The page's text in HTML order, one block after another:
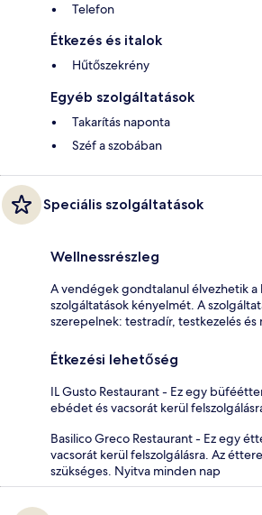
Telefon
Étkezés és italok
Hűtőszekrény
Egyéb szolgáltatások
Takarítás naponta
Széf a szobában
Speciális szolgáltatások
Wellnessrészleg
A vendégek gondtalanul élvezhetik a
szolgáltatások kényelmét. A
szerepelnek: testradír, testkezelés
Étkezési lehetőség
IL Gusto Restaurant - Ez egy
ebédet és vacsorát kerül
Basilico Greco Restaurant - Ez egy
vacsorát kerül felszolgálásra. Az
szükséges. Nyitva minden nap